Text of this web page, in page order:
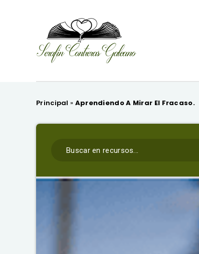
Principal » Aprendiendo A Mirar El Fracaso.